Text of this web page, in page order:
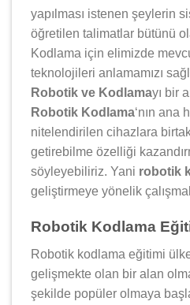
yapılması istenen şeylerin
öğretilen talimatlar bütünü
Kodlama için elimizde
teknolojileri anlamamızı
Robotik ve Kodlamayı bir
Robotik Kodlama‘nın ana
nitelendirilen cihazlara
getirebilme özelliği
söyleyebiliriz. Yani robotik
geliştirmeye yönelik
Robotik Kodlama
Robotik kodlama eğitimi
gelişmekte olan bir alan
şekilde popüler olmaya